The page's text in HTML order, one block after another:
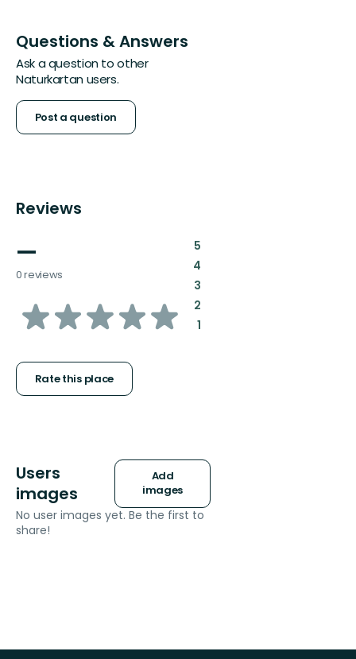
Questions & Answers
Ask a question to other
Naturkartan users.
Post a question
Reviews
—
0 reviews
of
stars
Rate this place
5:
4:
3:
2:
1:
Users
images
Add
images
No user images yet. Be the first to
share!